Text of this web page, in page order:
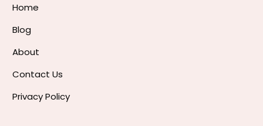
Home
Blog
About
Contact Us
Privacy Policy